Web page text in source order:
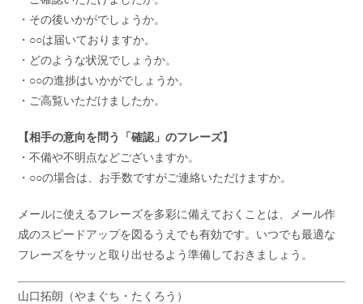
・その後いかがでしょうか。
・○○は届いておりますか。
・どのような状況でしょうか。
・○○の進捗はいかがでしょうか。
・ご高覧いただけましたか。
【相手の意向を問う「確認」のフレーズ】
・不備や不明点などございますか。
・○○の場合は、お手数ですがご連絡いただけますか。
メールに使えるフレーズを多彩に備えておくことは、メール作
成のスピードアップを図るうえでも有効です。いつでも最適な
フレーズをサッと取り出せるよう準備しておきましょう。
山口拓朗（やまぐち・たくろう）